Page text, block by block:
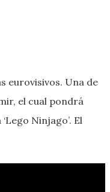
eurovisivos. Una de
el cual pondrá
Ninjago’. El